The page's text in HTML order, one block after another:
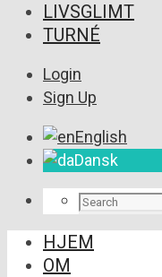
LIVSGLIMT
TURNÉ
Login
Sign Up
English
Dansk
HJEM
OM